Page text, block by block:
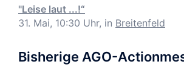
"Leise laut ...!“
31. Mai, 10:30 Uhr, in Breitenfeld
Bisherige AGO-